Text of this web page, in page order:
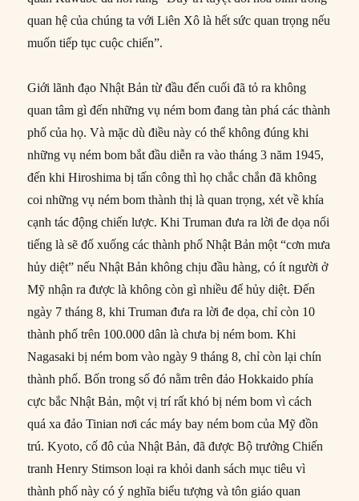
quan hệ của chúng ta với Liên Xô là hết sức quan trọng nếu
muốn tiếp tục cuộc chiến”.
Giới lãnh đạo Nhật Bản từ đầu đến cuối đã tỏ ra không
quan tâm gì đến những vụ ném bom đang tàn phá các thành
phố của họ. Và mặc dù điều này có thể không đúng khi
những vụ ném bom bắt đầu diễn ra vào tháng 3 năm 1945,
đến khi Hiroshima bị tấn công thì họ chắc chắn đã không
coi những vụ ném bom thành thị là quan trọng, xét về khía
cạnh tác động chiến lược. Khi Truman đưa ra lời đe dọa nổi
tiếng là sẽ đổ xuống các thành phố Nhật Bản một “cơn mưa
hủy diệt” nếu Nhật Bản không chịu đầu hàng, có ít người ở
Mỹ nhận ra được là không còn gì nhiều để hủy diệt. Đến
ngày 7 tháng 8, khi Truman đưa ra lời đe dọa, chỉ còn 10
thành phố trên 100.000 dân là chưa bị ném bom. Khi
Nagasaki bị ném bom vào ngày 9 tháng 8, chỉ còn lại chín
thành phố. Bốn trong số đó nằm trên đảo Hokkaido phía
cực bắc Nhật Bản, một vị trí rất khó bị ném bom vì cách
quá xa đảo Tinian nơi các máy bay ném bom của Mỹ đồn
trú. Kyoto, cố đô của Nhật Bản, đã được Bộ trưởng Chiến
tranh Henry Stimson loại ra khỏi danh sách mục tiêu vì
thành phố này có ý nghĩa biểu tượng và tôn giáo quan